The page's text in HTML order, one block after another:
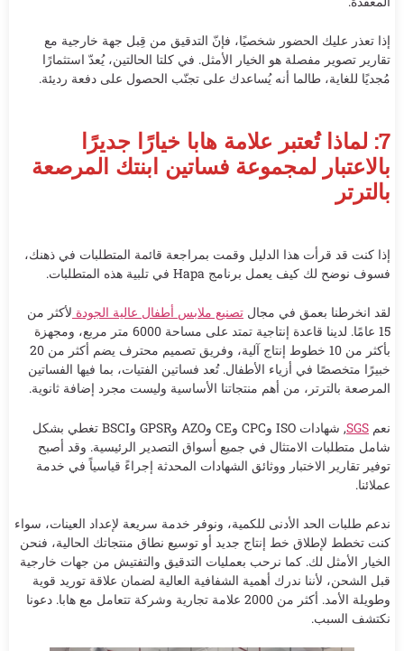
إذا تعذر عليك الحضور شخصيًا، فإنّ التدقيق من قِبل جهة خارجية مع
تقارير تصوير مفصلة هو الخيار الأمثل. في كلتا الحالتين، يُعدّ استثمارًا
مُجديًا للغاية، طالما أنه يُساعدك على تجنّب الحصول على دفعة رديئة.
7: لماذا تُعتبر علامة هابا خيارًا جديرًا
بالاعتبار لمجموعة فساتين ابنتك المرصعة
بالترتر
إذا كنت قد قرأت هذا الدليل وقمت بمراجعة قائمة المتطلبات في ذهنك،
فسوف نوضح لك كيف يعمل برنامج Hapa في تلبية هذه المتطلبات.
لقد انخرطنا بعمق في مجال تصنيع ملابس أطفال عالية الجودة لأكثر من
15 عامًا. لدينا قاعدة إنتاجية تمتد على مساحة 6000 متر مربع، ومجهزة
بأكثر من 10 خطوط إنتاج آلية، وفريق تصميم محترف يضم أكثر من 20
خبيرًا متخصصًا في أزياء الأطفال. تُعد فساتين الفتيات، بما فيها الفساتين
المرصعة بالترتر، من أهم منتجاتنا الأساسية وليست مجرد إضافة ثانوية.
نعم SGS
, شهادات ISO وCPC وCE وAZO وGPSR وBSCI تغطي بشكل
شامل متطلبات الامتثال في جميع أسواق التصدير الرئيسية. وقد أصبح
توفير تقارير الاختبار ووثائق الشهادات المحدثة إجراءً قياسياً في خدمة
عملائنا.
ندعم طلبات الحد الأدنى للكمية، ونوفر خدمة سريعة لإعداد العينات، سواء
كنت تخطط لإطلاق خط إنتاج جديد أو توسيع نطاق منتجاتك الحالية، فنحن
الخيار الأمثل لك. كما نرحب بعمليات التدقيق والتفتيش من جهات خارجية
قبل الشحن، لأننا ندرك أهمية الشفافية العالية لضمان علاقة توريد قوية
وطويلة الأمد. أكثر من 2000 علامة تجارية وشركة تتعامل مع هابا. دعونا
نكتشف السبب.